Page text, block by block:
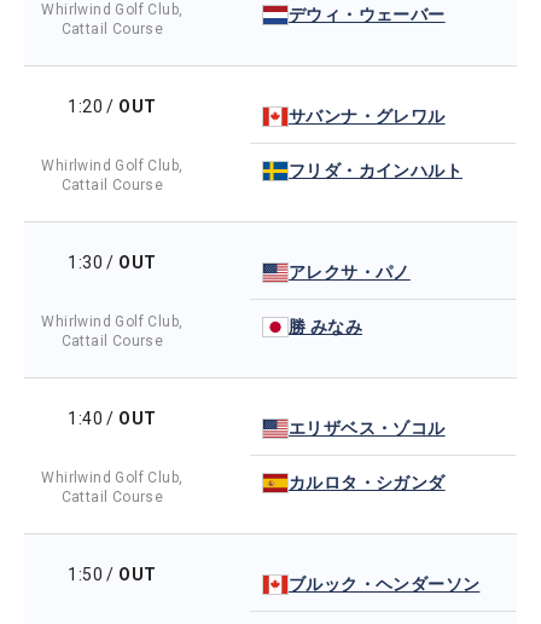
Whirlwind Golf Club,
Cattail Course
デウィ・ウェーバー
1:20 / OUT
Whirlwind Golf Club,
Cattail Course
サバンナ・グレワル
フリダ・カインハルト
1:30 / OUT
Whirlwind Golf Club,
Cattail Course
アレクサ・パノ
勝 みなみ
1:40 / OUT
Whirlwind Golf Club,
Cattail Course
エリザベス・ゾコル
カルロタ・シガンダ
1:50 / OUT ブルック・ヘンダーソン